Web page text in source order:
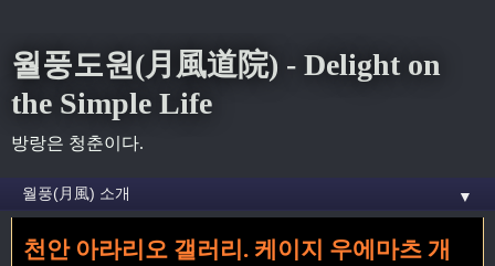
월풍도원(月風道院) - Delight on
the Simple Life
방랑은 청춘이다.
▼
홈» 천안 꼬리가 달린 글
천안 아라리오 갤러리. 케이지 우에마츠 개